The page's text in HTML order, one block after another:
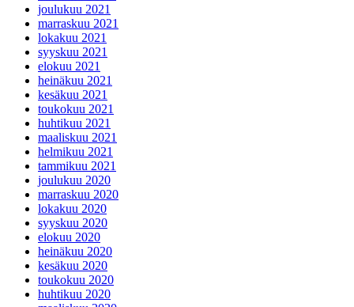
joulukuu 2021
marraskuu 2021
lokakuu 2021
syyskuu 2021
elokuu 2021
heinäkuu 2021
kesäkuu 2021
toukokuu 2021
huhtikuu 2021
maaliskuu 2021
helmikuu 2021
tammikuu 2021
joulukuu 2020
marraskuu 2020
lokakuu 2020
syyskuu 2020
elokuu 2020
heinäkuu 2020
kesäkuu 2020
toukokuu 2020
huhtikuu 2020